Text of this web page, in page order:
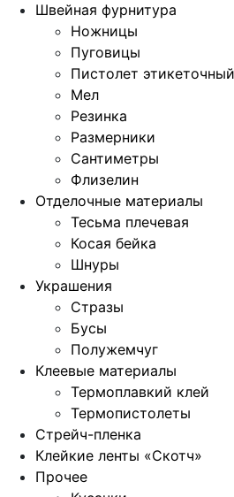
Швейная фурнитура
Ножницы
Пуговицы
Пистолет этикеточный
Мел
Резинка
Размерники
Сантиметры
Флизелин
Отделочные материалы
Тесьма плечевая
Косая бейка
Шнуры
Украшения
Стразы
Бусы
Полужемчуг
Клеевые материалы
Термоплавкий клей
Термопистолеты
Стрейч-пленка
Клейкие ленты «Скотч»
Прочее